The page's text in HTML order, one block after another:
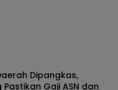
Dipangkas,
Gaji ASN dan